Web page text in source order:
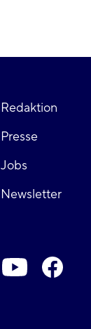
Fußzeile
rechts
Redaktion
Presse
Jobs
Newsletter
Soziale-